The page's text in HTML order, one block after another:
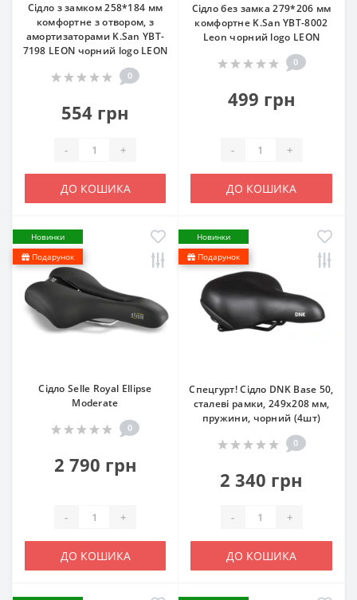
Сідло з замком 258*184 мм
комфортне з отвором, з
амортизаторами K.San YBT-
7198 LEON чорний logo LEON
0
554 грн
- +
ДО КОШИКА
Сідло без замка 279*206 мм
комфортне K.San YBT-8002
Leon чорний logo LEON
0
499 грн
- +
ДО КОШИКА
Новинки
Подарунок
Сідло Selle Royal Ellipse
Moderate
0
2 790 грн
- +
ДО КОШИКА
Новинки
Подарунок
Спецгурт! Сідло DNK Base 50,
сталеві рамки, 249x208 мм,
пружини, чорний (4шт)
0
2 340 грн
- +
ДО КОШИКА